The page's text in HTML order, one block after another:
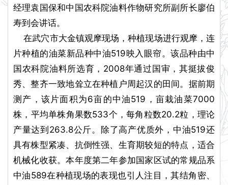
经理袁国保和中国农科院油料作物研究所副所长廖伯
寿到会讲话。
在武穴市大金镇观摩现场，种植现场进行观摩，连
片种植的油菜新品种中油519映入眼帘。该品种由中
国农科院油料所选育，2008年通过国审，其挺拔俊
秀、整齐一致地耸立在种植户周起汉的田间。据前期
测产，该片面积为6亩的中油519，亩栽油菜7000
株，平均单株角果数533个，每角粒数20.2粒，理论
产量达到263.8公斤。除了高产优质外，中油519还
具有株型紧凑、抗倒性强、生育期较短的特点，适合
机械化收获。本年度第二年参加国家区试的常规品系
中油589在种植现场的表现也引人注目，其结角密、